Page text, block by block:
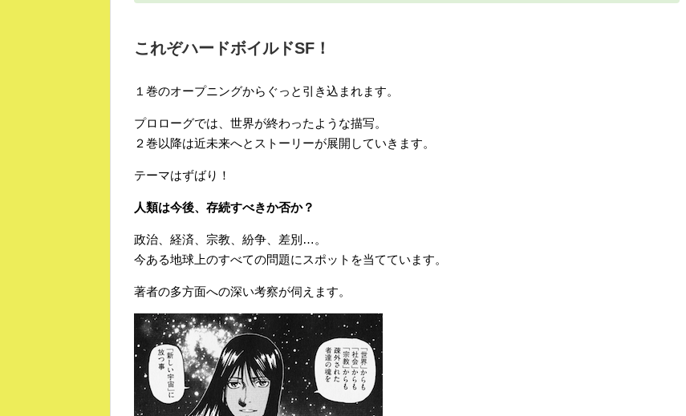
これぞハードボイルドSF！
１巻のオープニングからぐっと引き込まれます。
プロローグでは、世界が終わったような描写。
２巻以降は近未来へとストーリーが展開していきます。
テーマはずばり！
人類は今後、存続すべきか否か？
政治、経済、宗教、紛争、差別…。
今ある地球上のすべての問題にスポットを当てています。
著者の多方面への深い考察が伺えます。